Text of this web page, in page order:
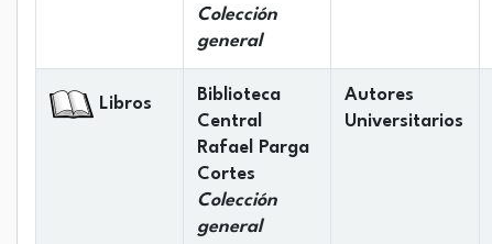
Colección
general
Libros
Biblioteca
Central
Rafael Parga
Cortes
Colección
general
Autores
Universitarios